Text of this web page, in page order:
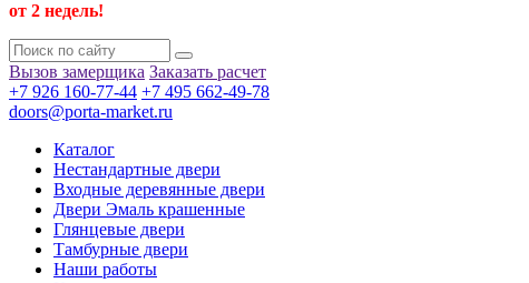
от 2 недель!
Вызов замерщика Заказать расчет
+7 926 160-77-44 +7 495 662-49-78
doors@porta-market.ru
Каталог
Нестандартные двери
Входные деревянные двери
Двери Эмаль крашенные
Глянцевые двери
Тамбурные двери
Наши работы